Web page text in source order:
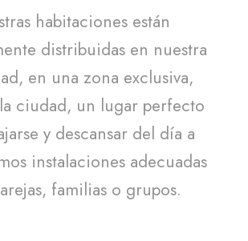
habitaciones están
distribuidas en nuestra
en una zona exclusiva,
ciudad, un lugar perfecto
y descansar del día a
instalaciones adecuadas
familias o grupos.